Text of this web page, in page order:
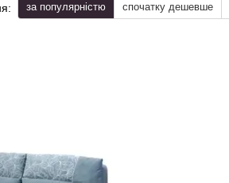
за популярністю спочатку дешевше